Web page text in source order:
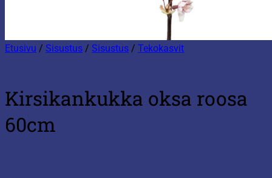
Etusivu / Sisustus / Sisustus / Tekokasvit
Kirsikankukka oksa roosa
60cm